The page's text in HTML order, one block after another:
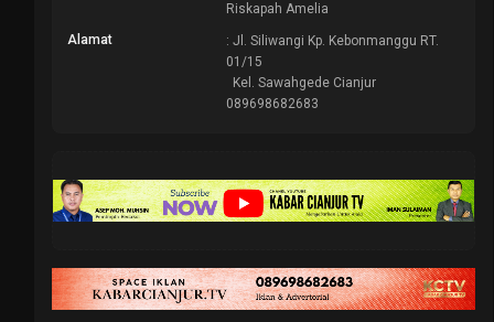
Riskapah Amelia
Alamat
: Jl. Siliwangi Kp. Kebonmanggu RT.
01/15
Kel. Sawahgede Cianjur
089698682683